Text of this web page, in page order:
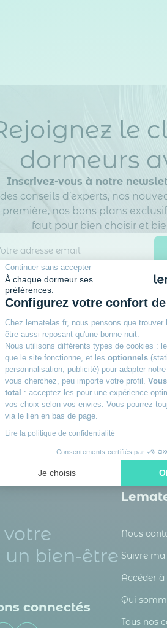
Continuer sans accepter
À chaque dormeur ses
préférences.
Configurez votre confort
Chez lematelas.fr, nous pensons que trouver
être aussi reposant qu'une bonne nuit.
Nous utilisons différents types de cookies :
que le site fonctionne, et les optionnels
personnalisation, publicité) pour adapter
vous cherchez, peu importe votre profil.
total : acceptez-les pour une expérience
vos choix selon vos envies. Vous pourrez
via le lien en bas de page.
Lire la politique de confidentialité
Consentements certifiés par
Je choisis
de Gestion du
le
dormeurs
Inscrivez-vous à notre
des conseils d’experts, nos
première, nos bons plans
faut pour bien choisir et
3 fois sans frais
A partir de 150 €
votre
bien-être
connectés
Nous
Suivre
Accéder
Qui
Tous nos